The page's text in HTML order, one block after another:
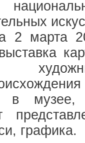
2 марта
в музее,
графика.